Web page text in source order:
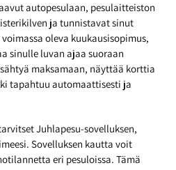
autopesulaan, pesulaitteiston
ja tunnistavat sinut
oleva kuukausisopimus,
sinulle luvan ajaa suoraan
maksamaan, näyttää korttia
tapahtuu automaattisesti ja
Juhlapesu-sovelluksen,
Sovelluksen kautta voit
eri pesuloissa. Tämä